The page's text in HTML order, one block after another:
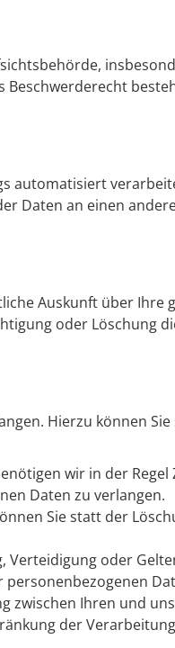
Beschwerderecht
automatisiert
Daten an einen
Auskunft über
oder Löschung
Hierzu können
wir in der
Daten zu verlangen.
Sie statt der
oder
zwischen Ihren und
der